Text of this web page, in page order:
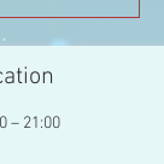
– 21:00